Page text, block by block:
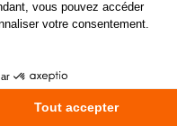
H1- 12V
PANIER
vous pouvez accéder
votre consentement.
Tout accepter